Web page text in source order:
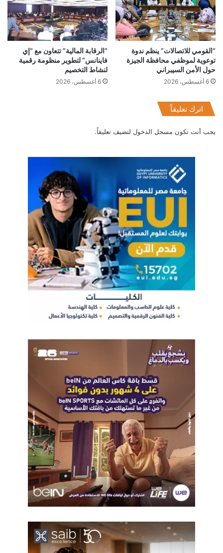
“القومي للاتصالات” ينظم ندوة
توعوية لموظفي محافظة الجيزة
حول الأمن السيبراني
6 أغسطس، 2026
“الرقابة المالية” تتعاون مع “إي
فاينانس” لتطوير منظومة رقمية
لنشاط التخصيم
6 أغسطس، 2026
اترك تعليقاً
يجب أنت تكون مسجل الدخول لتضيف تعليقاً.